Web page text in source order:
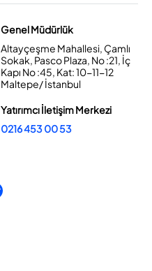
Genel Müdürlük
Altayçeşme Mahallesi, Çamlı
Sokak, Pasco Plaza, No :21, İç
Kapı No :45, Kat: 10-11-12
Maltepe/ İstanbul
Yatırımcı İletişim Merkezi
0216 453 00 53